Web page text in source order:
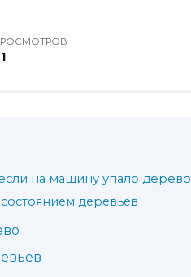
на машину упало дерево
деревьев